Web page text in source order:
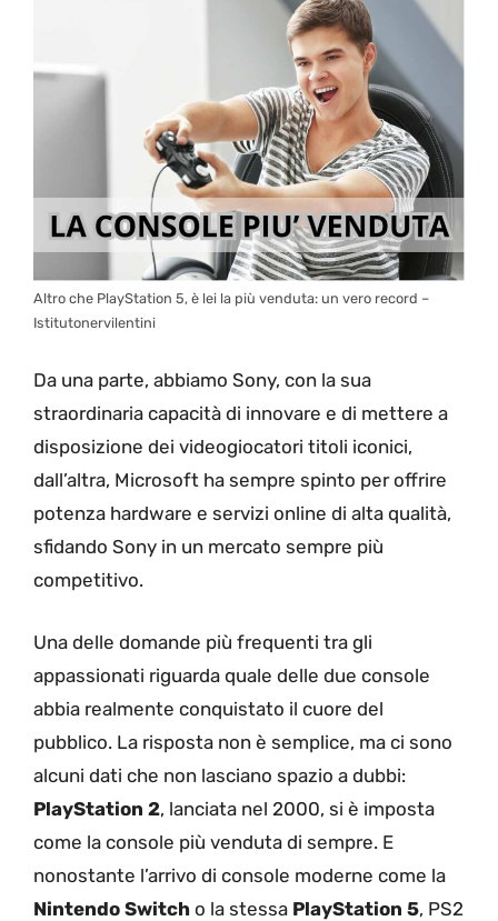
Altro che PlayStation 5, è lei la più venduta: un vero record –
Istitutonervilentini
Da una parte, abbiamo Sony, con la sua
straordinaria capacità di innovare e di mettere a
disposizione dei videogiocatori titoli iconici,
dall’altra, Microsoft ha sempre spinto per offrire
potenza hardware e servizi online di alta qualità,
sfidando Sony in un mercato sempre più
competitivo.
Una delle domande più frequenti tra gli
appassionati riguarda quale delle due console
abbia realmente conquistato il cuore del
pubblico. La risposta non è semplice, ma ci sono
alcuni dati che non lasciano spazio a dubbi:
PlayStation 2, lanciata nel 2000, si è imposta
come la console più venduta di sempre. E
nonostante l’arrivo di console moderne come la
Nintendo Switch o la stessa PlayStation 5, PS2